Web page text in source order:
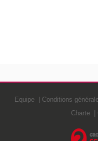
Equipe Conditions
Charte